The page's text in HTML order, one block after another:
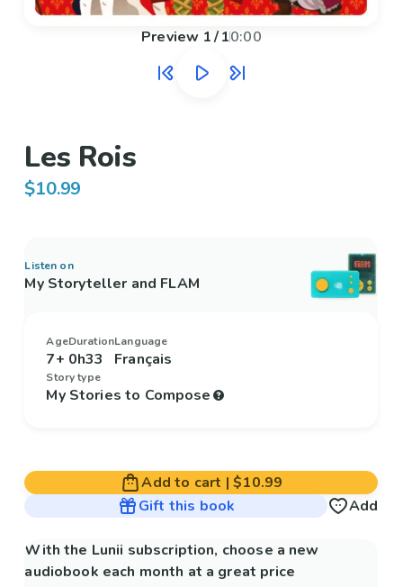
Preview 1/10:00
Les Rois
$10.99
Listen on
My Storyteller and FLAM
Age
7+
Duration
0h33
Language
Français
Story type
My Stories to Compose
Add to cart |$10.99
Gift this book
Add
With the Lunii subscription, choose a new
audiobook each month at a great price